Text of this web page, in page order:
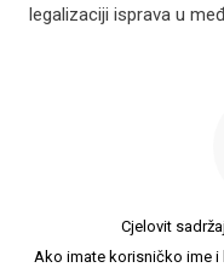
legalizaciji isprava u
Cjelovit
Ako imate korisničko ime